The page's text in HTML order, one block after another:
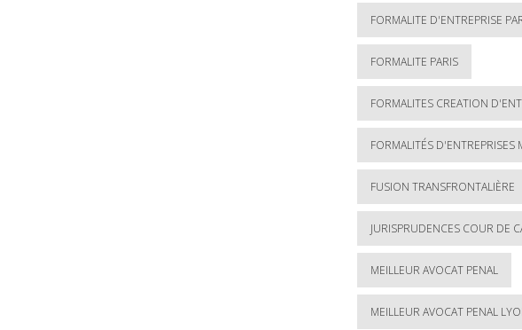
FORMALITE D'ENTREPRISE
FORMALITE PARIS
FORMALITES CREATION
FORMALITÉS D'ENTREPRISES
FUSION TRANSFRONTALIÈRE
JURISPRUDENCES COUR DE
MEILLEUR AVOCAT PENAL
MEILLEUR AVOCAT PENAL